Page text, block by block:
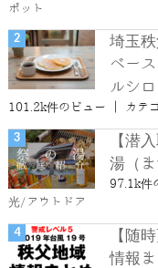
ポット
埼玉
ベー
ルシ
101.2k件のビュー カテ
【潜
湯（
97.1k件
光/アウトドア
【随
情報